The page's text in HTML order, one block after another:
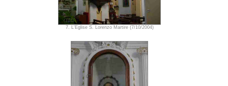
7. L'Eglise S. Lorenzo Martire (7/10/2004)